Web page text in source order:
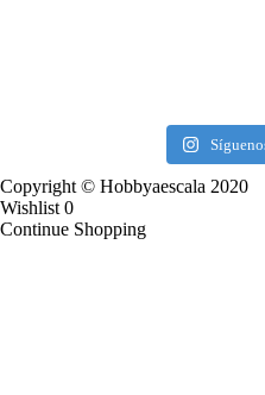
Copyright © Hobbyaescala 2020
Wishlist 0
Continue Shopping